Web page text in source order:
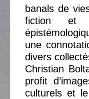
banals de
fiction et
une
divers
Christian
profit
culturels et